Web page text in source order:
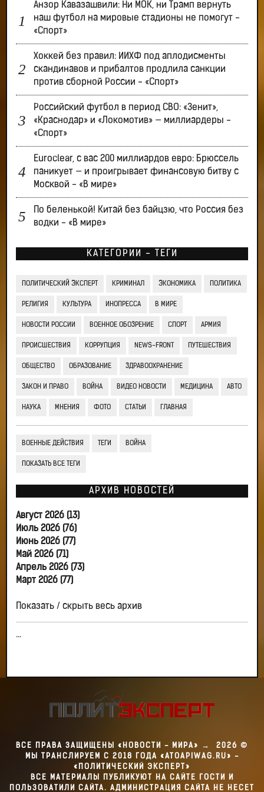
Анзор Кавазашвили: Ни МОК, ни Трамп вернуть
наш футбол на мировые стадионы не помогут -
«Спорт»
Хоккей без правил: ИИХФ под аплодисменты
скандинавов и прибалтов продлила санкции
против сборной России - «Спорт»
Российский футбол в период СВО: «Зенит»,
«Краснодар» и «Локомотив» — миллиардеры -
«Спорт»
Euroclear, с вас 200 миллиардов евро: Брюссель
паникует — и проигрывает финансовую битву с
Москвой - «В мире»
По беленькой! Китай без байцзю, что Россия без
водки - «В мире»
КАТЕГОРИИ - ТЕГИ
ПОЛИТИЧЕСКИЙ ЭКСПЕРТ КРИМИНАЛ ЭКОНОМИКА ПОЛИТИКА
РЕЛИГИЯ КУЛЬТУРА ИНОПРЕССА В МИРЕ
НОВОСТИ РОССИИ ВОЕННОЕ ОБОЗРЕНИЕ СПОРТ АРМИЯ
ПРОИСШЕСТВИЯ КОРРУПЦИЯ NEWS-FRONT ПУТЕШЕСТВИЯ
ОБЩЕСТВО ОБРАЗОВАНИЕ ЗДРАВООХРАНЕНИЕ
ЗАКОН И ПРАВО ВОЙНА ВИДЕО НОВОСТИ МЕДИЦИНА АВТО
НАУКА МНЕНИЯ ФОТО СТАТЬИ ГЛАВНАЯ
ВОЕННЫЕ ДЕЙСТВИЯ ТЕГИ ВОЙНА
ПОКАЗАТЬ ВСЕ ТЕГИ
АРХИВ НОВОСТЕЙ
Август 2026 (13)
Июль 2026 (76)
Июнь 2026 (77)
Май 2026 (71)
Апрель 2026 (73)
Март 2026 (77)
Показать / скрыть весь архив
...
ВСЕ ПРАВА ЗАЩИЩЕНЫ «НОВОСТИ - МИРА» → 2026 ©
МЫ ТРАНСЛИРУЕМ С 2018 ГОДА «ATOAPIWAG.RU» -
«ПОЛИТИЧЕСКИЙ ЭКСПЕРТ»
ВСЕ МАТЕРИАЛЫ ПУБЛИКУЮТ НА САЙТЕ ГОСТИ И
ПОЛЬЗОВАТИЛИ САЙТА. АДМИНИСТРАЦИЯ САЙТА НЕ НЕСЕТ